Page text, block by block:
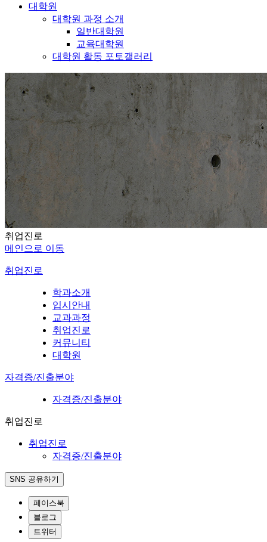
대학원
대학원 과정 소개
일반대학원
교육대학원
대학원 활동 포토갤러리
취업진로
메인으로 이동
취업진로
학과소개
입시안내
교과과정
취업진로
커뮤니티
대학원
자격증/진출분야
자격증/진출분야
취업진로
취업진로
자격증/진출분야
SNS 공유하기
페이스북
블로그
트위터